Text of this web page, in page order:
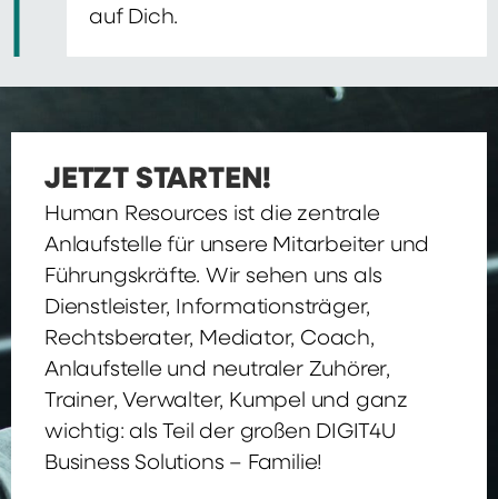
auf Dich.
JETZT STARTEN!
Human Resources ist die zentrale
Anlaufstelle für unsere Mitarbeiter und
Führungskräfte. Wir sehen uns als
Dienstleister, Informationsträger,
Rechtsberater, Mediator, Coach,
Anlaufstelle und neutraler Zuhörer,
Trainer, Verwalter, Kumpel und ganz
wichtig: als Teil der großen DIGIT4U
Business Solutions – Familie!